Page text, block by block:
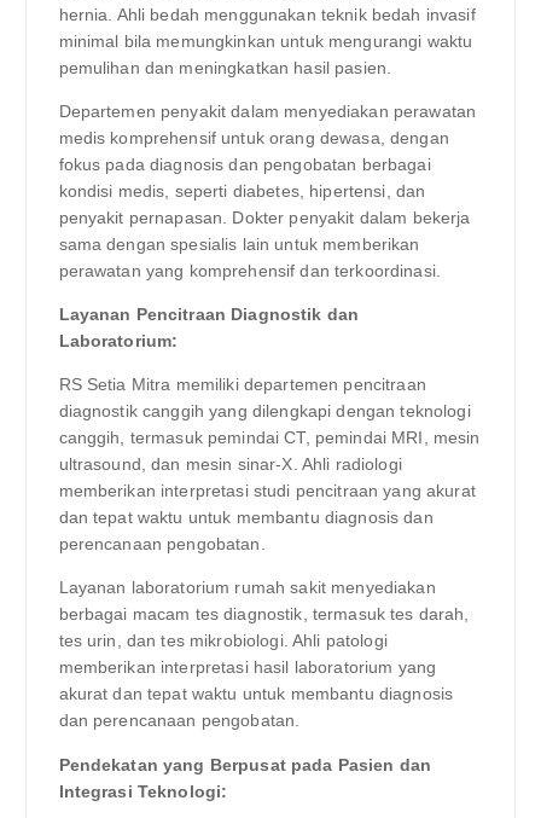
hernia. Ahli bedah menggunakan teknik bedah invasif
minimal bila memungkinkan untuk mengurangi waktu
pemulihan dan meningkatkan hasil pasien.
Departemen penyakit dalam menyediakan perawatan
medis komprehensif untuk orang dewasa, dengan
fokus pada diagnosis dan pengobatan berbagai
kondisi medis, seperti diabetes, hipertensi, dan
penyakit pernapasan. Dokter penyakit dalam bekerja
sama dengan spesialis lain untuk memberikan
perawatan yang komprehensif dan terkoordinasi.
Layanan Pencitraan Diagnostik dan
Laboratorium:
RS Setia Mitra memiliki departemen pencitraan
diagnostik canggih yang dilengkapi dengan teknologi
canggih, termasuk pemindai CT, pemindai MRI, mesin
ultrasound, dan mesin sinar-X. Ahli radiologi
memberikan interpretasi studi pencitraan yang akurat
dan tepat waktu untuk membantu diagnosis dan
perencanaan pengobatan.
Layanan laboratorium rumah sakit menyediakan
berbagai macam tes diagnostik, termasuk tes darah,
tes urin, dan tes mikrobiologi. Ahli patologi
memberikan interpretasi hasil laboratorium yang
akurat dan tepat waktu untuk membantu diagnosis
dan perencanaan pengobatan.
Pendekatan yang Berpusat pada Pasien dan
Integrasi Teknologi: